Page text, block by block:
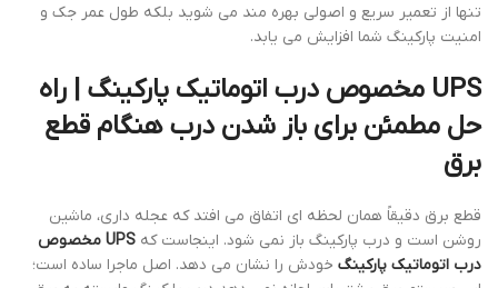
تنها از تعمیر سریع و اصولی بهره مند می شوید بلکه طول عمر جک و
امنیت پارکینگ شما افزایش می یابد.
UPS مخصوص درب اتوماتیک پارکینگ | راه
حل مطمئن برای باز شدن درب هنگام قطع
برق
قطع برق دقیقاً همان لحظه ای اتفاق می افتد که عجله داری، ماشین
روشن است و درب پارکینگ باز نمی شود. اینجاست که
UPS مخصوص
درب اتوماتیک پارکینگ خودش را نشان می دهد. اصل ماجرا ساده است؛